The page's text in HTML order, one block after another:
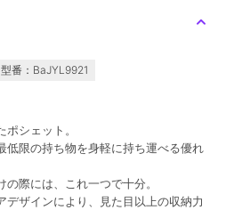
型番：BaJYL9921
シェット。
低限の持ち物を身軽に持ち運べる優れ
際には、これ一つで十分。
ザインにより、見た目以上の収納力